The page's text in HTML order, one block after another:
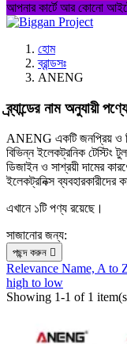
আপনার কার্টে আর কোনো
হোম
ব্রান্ডসঃ
ANENG
ব্র্যান্ডের নাম অনুযায়ী
ANENG একটি জনপ্রিয় ও
বিভিন্ন ইলেকট্রনিক টেস্টিং
ডিজাইন ও সাশ্রয়ী দামের
ইলেকট্রনিক্স ব্যবহারকারীদের
এখানে ১টি পণ্য রয়েছে।
সাজানোর জন্য:
পছন্দ করুন 
Relevance Name, A to
high to low
Showing 1-1 of 1